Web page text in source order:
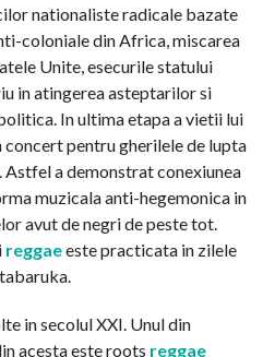
nationaliste radicale bazate
coloniale din Africa, miscarea
Unite, esecurile statului
in atingerea asteptarilor si
In ultima etapa a vietii lui
concert pentru gherilele de lupta
a demonstrat conexiunea
muzicala anti-hegemonica in
avut de negri de peste tot.
reggaeeste practicata in zilele
in secolul XXI. Unul din
acesta este roots reggae